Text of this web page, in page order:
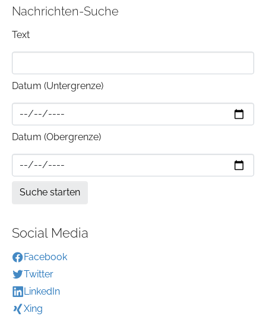
Nachrichten-Suche
Text
Datum (Untergrenze)
Datum (Obergrenze)
Social Media
Facebook
Twitter
LinkedIn
Xing